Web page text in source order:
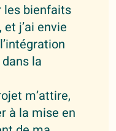
les bienfaits
j’ai envie
la
m’attire,
à la mise en